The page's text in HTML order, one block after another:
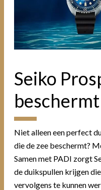
Seiko
Niet alleen een perfect
die de zee beschermt?
Samen met PADI zorgt
de duikspullen krijgen
vervolgens te kunnen